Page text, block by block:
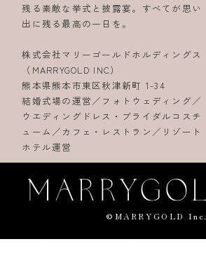
残る素敵な挙式と披露宴。すべてが思い
出に残る最高の一日を。
株式会社マリーゴールドホルディングス
（MARRYGOLD INC）
熊本県熊本市東区秋津新町 1-34
結婚式場の運営／フォトウェディング／
ウエディングドレス・ブライダルコスチ
ューム／カフェ・レストラン／リゾート
ホテル運営
©MARRYGOLD Inc.